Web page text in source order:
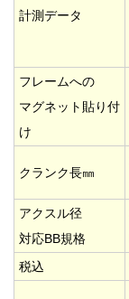
計測データ
フレームへの
マグネット貼り付
け
クランク長㎜
アクスル径
対応BB規格
税込